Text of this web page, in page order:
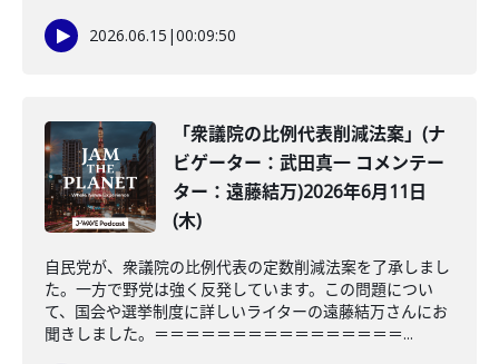
2026.06.15 |00:09:50
「衆議院の比例代表削減法案」(ナ
ビゲーター：武田真一 コメンテー
ター：遠藤結万)2026年6月11日
(木)
自民党が、衆議院の比例代表の定数削減法案を了承しまし
た。一方で野党は強く反発しています。この問題につい
て、国会や選挙制度に詳しいライターの遠藤結万さんにお
聞きしました。＝＝＝＝＝＝＝＝＝＝＝＝＝＝＝＝...